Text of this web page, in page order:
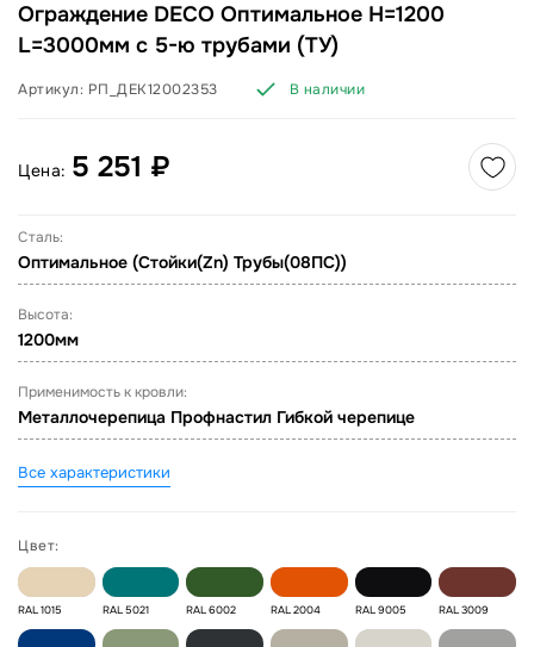
Ограждение DECO Оптимальное H=1200
L=3000мм с 5-ю трубами (ТУ)
Артикул: РП_ДЕК12002353 В наличии
Цена: 5 251 ₽
Сталь:
Оптимальное (Стойки(Zn) Трубы(08ПС))
Высота:
1200мм
Применимость к кровли:
Металлочерепица Профнастил Гибкой черепице
Все характеристики
Цвет:
RAL 1015 RAL 5021 RAL 6002 RAL 2004 RAL 9005 RAL 3009